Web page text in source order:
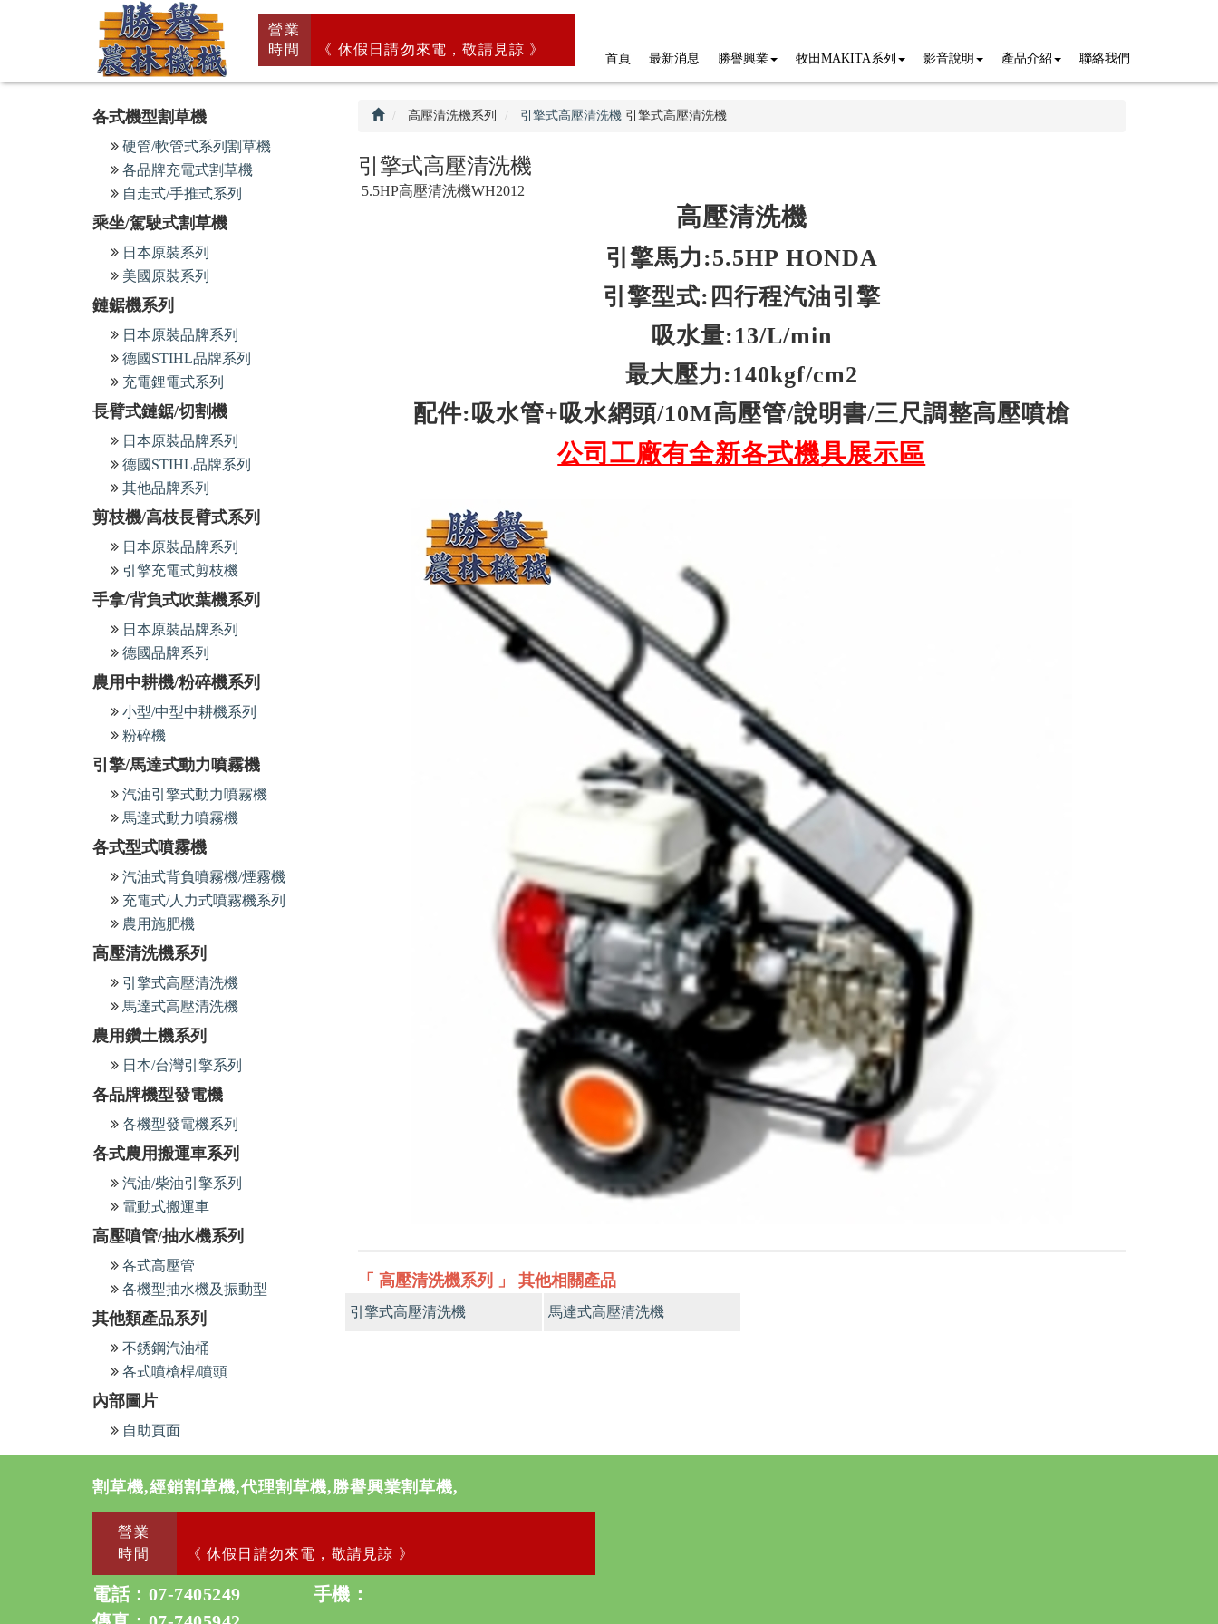
回
首
頁
營業
時間
《 休假日請勿來電，敬請見諒 》
首頁 最新消息 勝譽興業 牧田MAKITA系列 影音說明 產品介紹 聯絡我們
各式機型割草機
硬管/軟管式系列割草機
各品牌充電式割草機
自走式/手推式系列
乘坐/駕駛式割草機
日本原裝系列
美國原裝系列
鏈鋸機系列
日本原裝品牌系列
德國STIHL品牌系列
充電鋰電式系列
長臂式鏈鋸/切割機
日本原裝品牌系列
德國STIHL品牌系列
其他品牌系列
剪枝機/高枝長臂式系列
日本原裝品牌系列
引擎充電式剪枝機
手拿/背負式吹葉機系列
日本原裝品牌系列
德國品牌系列
農用中耕機/粉碎機系列
小型/中型中耕機系列
粉碎機
引擎/馬達式動力噴霧機
汽油引擎式動力噴霧機
馬達式動力噴霧機
各式型式噴霧機
汽油式背負噴霧機/煙霧機
充電式/人力式噴霧機系列
農用施肥機
高壓清洗機系列
引擎式高壓清洗機
馬達式高壓清洗機
農用鑽土機系列
日本/台灣引擎系列
各品牌機型發電機
各機型發電機系列
各式農用搬運車系列
汽油/柴油引擎系列
電動式搬運車
高壓噴管/抽水機系列
各式高壓管
各機型抽水機及振動型
其他類產品系列
不銹鋼汽油桶
各式噴槍桿/噴頭
內部圖片
自助頁面
高壓清洗機系列 引擎式高壓清洗機引擎式高壓清洗機
引擎式高壓清洗機
5.5HP高壓清洗機WH2012
高壓清洗機
引擎馬力:5.5HP HONDA
引擎型式:四行程汽油引擎
吸水量:13/L/min
最大壓力:140kgf/cm2
配件:吸水管+吸水網頭/10M高壓管/說明書/三尺調整高壓噴槍
公司工廠有全新各式機具展示區
「 高壓清洗機系列 」 其他相關產品
引擎式高壓清洗機 馬達式高壓清洗機
割草機,經銷割草機,代理割草機,勝譽興業割草機,
營業
時間
《 休假日請勿來電，敬請見諒 》
電話： 07-7405249
手機：